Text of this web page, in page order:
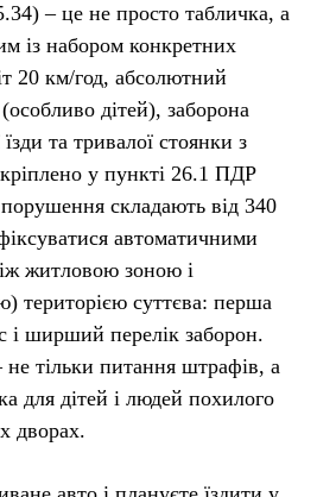
– це не просто табличка, а
із набором конкретних
20 км/год, абсолютний
дітей), заборона
та тривалої стоянки з
у пункті 26.1 ПДР
складають від 340
автоматичними
житловою зоною і
територією суттєва: перша
і ширший перелік заборон.
тільки питання штрафів, а
для дітей і людей похилого
дворах.